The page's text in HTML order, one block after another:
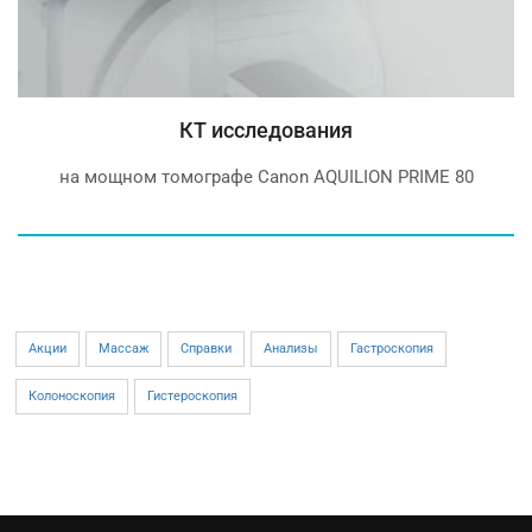
МРТ 1,5 тесла
Siemens Simfony Magnetom
Акции Массаж Справки Анализы Гастроскопия
Колоноскопия Гистероскопия